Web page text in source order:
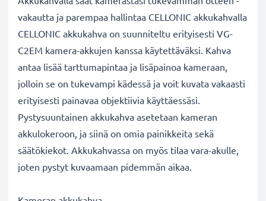
vakautta ja parempaa hallintaa CELLONIC akkukahvalla
CELLONIC akkukahva on suunniteltu erityisesti VG-
C2EM kamera-akkujen kanssa käytettäväksi. Kahva
antaa lisää tarttumapintaa ja lisäpainoa kameraan,
jolloin se on tukevampi kädessä ja voit kuvata vakaasti
erityisesti painavaa objektiivia käyttäessäsi.
Pystysuuntainen akkukahva asetetaan kameran
akkulokeroon, ja siinä on omia painikkeita sekä
säätökiekot. Akkukahvassa on myös tilaa vara-akulle,
joten pystyt kuvaamaan pidemmän aikaa.